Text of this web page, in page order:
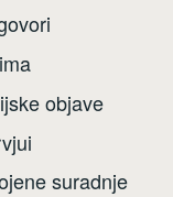
objave
suradnje